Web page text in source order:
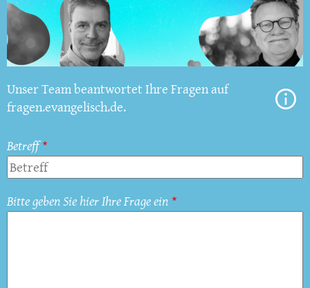
Unser Team beantwortet Ihre Fragen auf
fragen.evangelisch.de.
Betreff
Bitte geben Sie hier Ihre Frage ein